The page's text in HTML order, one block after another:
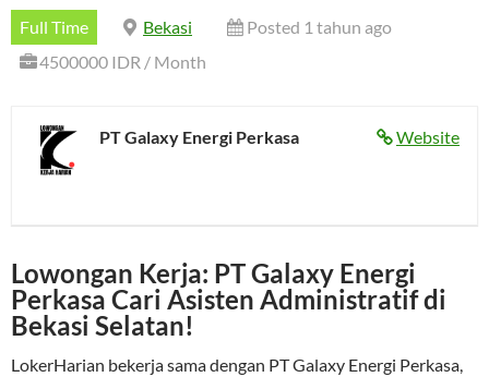
Full Time Bekasi
Posted 1 tahun ago
4500000 IDR / Month
Website
PT Galaxy Energi Perkasa
Lowongan Kerja: PT Galaxy Energi
Perkasa Cari Asisten Administratif di
Bekasi Selatan!
LokerHarian bekerja sama dengan PT Galaxy Energi Perkasa,